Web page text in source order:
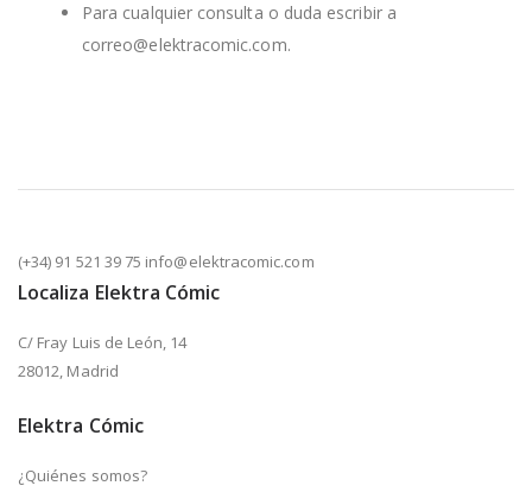
Para cualquier consulta o duda escribir a
correo@elektracomic.com.
(+34) 91 521 39 75 info@elektracomic.com
Localiza Elektra Cómic
C/ Fray Luis de León, 14
28012, Madrid
Elektra Cómic
¿Quiénes somos?